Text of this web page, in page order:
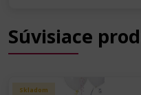
Súvisiace
Skladom